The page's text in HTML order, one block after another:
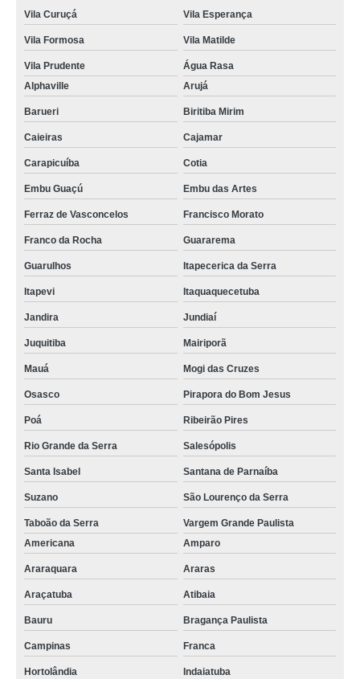
Vila Curuçá Vila Esperança
Vila Formosa Vila Matilde
Vila Prudente
Água Rasa
Alphaville
Arujá
Barueri Biritiba Mirim
Caieiras Cajamar
Carapicuíba Cotia
Embu Guaçú Embu das Artes
Ferraz de Vasconcelos Francisco Morato
Franco da Rocha Guararema
Guarulhos Itapecerica da Serra
Itapevi Itaquaquecetuba
Jandira Jundiaí
Juquitiba Mairiporã
Mauá Mogi das Cruzes
Osasco Pirapora do Bom Jesus
Poá Ribeirão Pires
Rio Grande da Serra Salesópolis
Santa Isabel Santana de Parnaíba
Suzano São Lourenço da Serra
Taboão da Serra
Vargem Grande Paulista
Americana
Amparo
Araraquara Araras
Araçatuba Atibaia
Bauru Bragança Paulista
Campinas Franca
Hortolândia Indaiatuba